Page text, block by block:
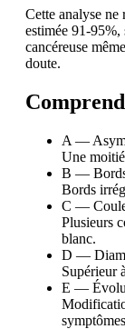
Cette analyse ne
estimée 91-
cancéreuse
doute.
A —
Une
B —
Bords
C —
Plusieurs
blanc.
D —
Supérieur
E —